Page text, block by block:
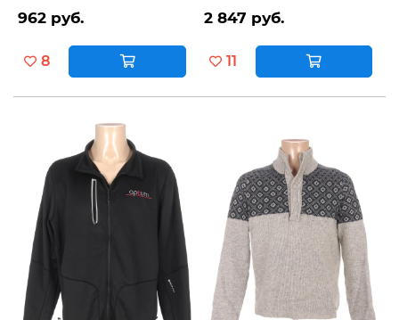
962 руб.
8
2 847 руб.
11